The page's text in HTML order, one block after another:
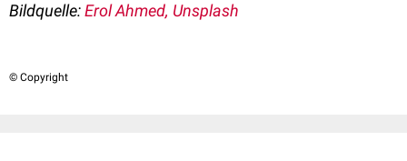
Bildquelle:Erol Ahmed, Unsplash
© Copyright